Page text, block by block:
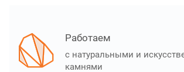
Работаем
с натуральными и
камнями